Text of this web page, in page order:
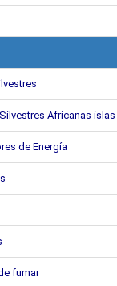
Africanas islas
de Energía
fumar